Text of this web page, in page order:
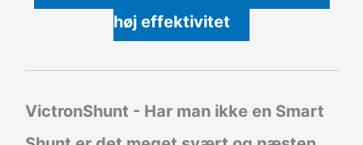
høj effektivitet
VictronShunt - Har man ikke en Smart